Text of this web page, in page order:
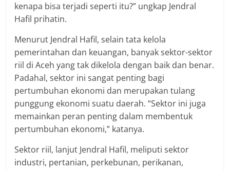
kenapa bisa terjadi seperti itu?” ungkap Jendral
Hafil prihatin.
Menurut Jendral Hafil, selain tata kelola
pemerintahan dan keuangan, banyak sektor-sektor
riil di Aceh yang tak dikelola dengan baik dan benar.
Padahal, sektor ini sangat penting bagi
pertumbuhan ekonomi dan merupakan tulang
punggung ekonomi suatu daerah. “Sektor ini juga
memainkan peran penting dalam membentuk
pertumbuhan ekonomi,” katanya.
Sektor riil, lanjut Jendral Hafil, meliputi sektor
industri, pertanian, perkebunan, perikanan,